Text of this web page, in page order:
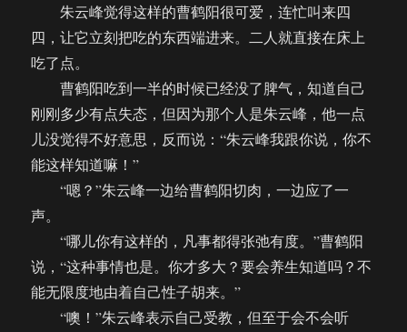
朱云峰觉得这样的曹鹤阳很可爱，连忙叫来四
四，让它立刻把吃的东西端进来。二人就直接在床上
吃了点。
曹鹤阳吃到一半的时候已经没了脾气，知道自己
刚刚多少有点失态，但因为那个人是朱云峰，他一点
儿没觉得不好意思，反而说：“朱云峰我跟你说，你不
能这样知道嘛！”
“嗯？”朱云峰一边给曹鹤阳切肉，一边应了一
声。
“哪儿你有这样的，凡事都得张弛有度。”曹鹤阳
说，“这种事情也是。你才多大？要会养生知道吗？不
能无限度地由着自己性子胡来。”
“噢！”朱云峰表示自己受教，但至于会不会听